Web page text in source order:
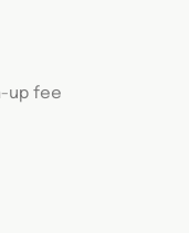
up fee